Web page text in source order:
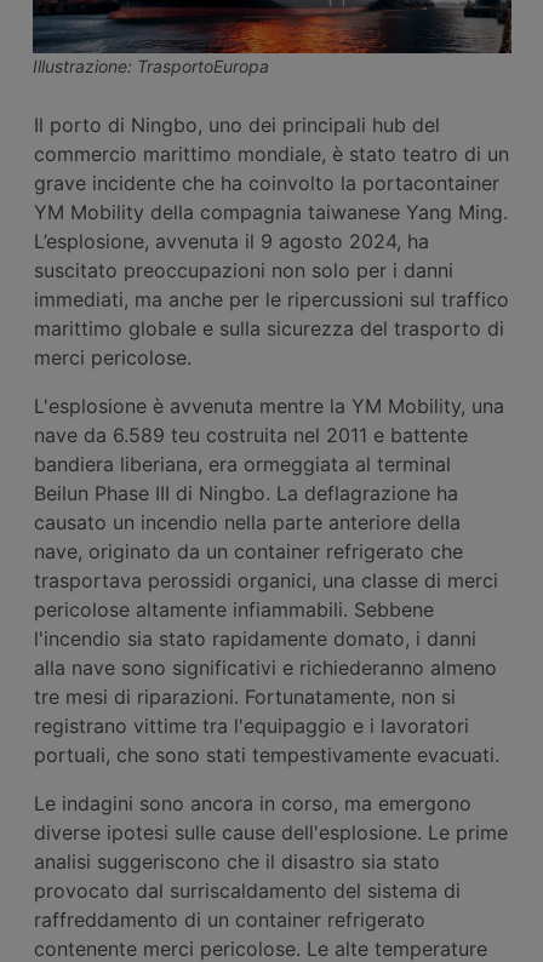
Illustrazione: TrasportoEuropa
Il porto di Ningbo, uno dei principali hub del
commercio marittimo mondiale, è stato teatro di un
grave incidente che ha coinvolto la portacontainer
YM Mobility della compagnia taiwanese Yang Ming.
L’esplosione, avvenuta il 9 agosto 2024, ha
suscitato preoccupazioni non solo per i danni
immediati, ma anche per le ripercussioni sul traffico
marittimo globale e sulla sicurezza del trasporto di
merci pericolose.
L'esplosione è avvenuta mentre la YM Mobility, una
nave da 6.589 teu costruita nel 2011 e battente
bandiera liberiana, era ormeggiata al terminal
Beilun Phase III di Ningbo. La deflagrazione ha
causato un incendio nella parte anteriore della
nave, originato da un container refrigerato che
trasportava perossidi organici, una classe di merci
pericolose altamente infiammabili. Sebbene
l'incendio sia stato rapidamente domato, i danni
alla nave sono significativi e richiederanno almeno
tre mesi di riparazioni. Fortunatamente, non si
registrano vittime tra l'equipaggio e i lavoratori
portuali, che sono stati tempestivamente evacuati.
Le indagini sono ancora in corso, ma emergono
diverse ipotesi sulle cause dell'esplosione. Le prime
analisi suggeriscono che il disastro sia stato
provocato dal surriscaldamento del sistema di
raffreddamento di un container refrigerato
contenente merci pericolose. Le alte temperature